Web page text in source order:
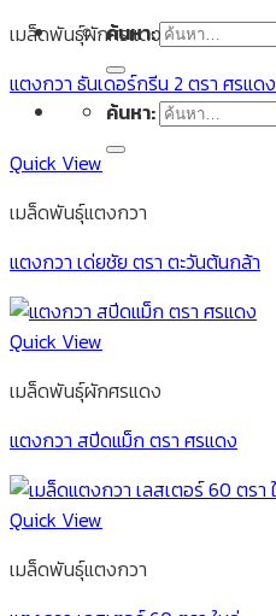
ค้นหา:
ค้นหา:
เมล็ดพันธุ์ผักศรแดง
แตงกวา ธันเดอร์กรีน 2 ตรา ศรแดง
Quick View
เมล็ดพันธุ์แตงกวา
แตงกวา เด่ยชัย ตรา ตะวันต้นกล้า
Quick View
เมล็ดพันธุ์ผักศรแดง
แตงกวา สปีดแม็ก ตรา ศรแดง
Quick View
เมล็ดพันธุ์แตงกวา